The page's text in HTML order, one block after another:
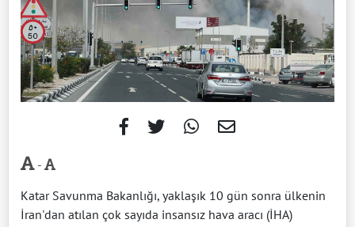
-
Katar Savunma Bakanlığı, yaklaşık 10 gün sonra ülkenin
İran'dan atılan çok sayıda insansız hava aracı (İHA)